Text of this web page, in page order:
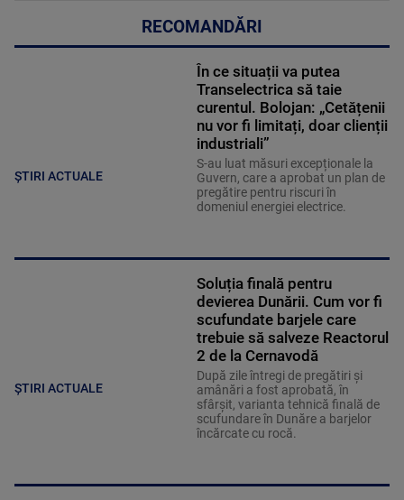
RECOMANDĂRI
ȘTIRI ACTUALE
În ce situații va putea
Transelectrica să taie
curentul. Bolojan: „Cetățenii
nu vor fi limitați, doar clienții
industriali”
S-au luat măsuri excepționale la
Guvern, care a aprobat un plan de
pregătire pentru riscuri în
domeniul energiei electrice.
ȘTIRI ACTUALE
Soluția finală pentru
devierea Dunării. Cum vor fi
scufundate barjele care
trebuie să salveze Reactorul
2 de la Cernavodă
După zile întregi de pregătiri și
amânări a fost aprobată, în
sfârșit, varianta tehnică finală de
scufundare în Dunăre a barjelor
încărcate cu rocă.